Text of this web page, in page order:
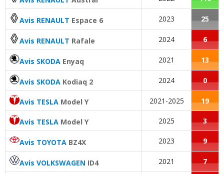
Avis RENAULT Espace 6 2023 25
Avis RENAULT Rafale 2024 6
Avis SKODA Enyaq 2021 13
Avis SKODA Kodiaq 2 2024 0
Avis TESLA Model Y 2021-2025 19
Avis TESLA Model Y 2025 3
Avis TOYOTA BZ4X 2023 9
Avis VOLKSWAGEN ID4 2021 7